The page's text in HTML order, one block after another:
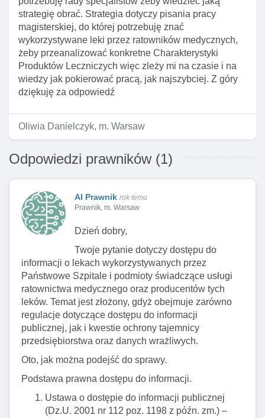
strategię obrać. Strategia dotyczy pisania pracy
magisterskiej, do której potrzebuję znać
wykorzystywane leki przez ratowników medycznych,
żeby przeanalizować konkretne Charakterystyki
Produktów Leczniczych więc zleży mi na czasie i na
wiedzy jak pokierować pracą, jak najszybciej. Z góry
dziękuję za odpowiedź
Oliwia Danielczyk, m. Warsaw
Odpowiedzi prawników (1)
AI Prawnik rok temu
Prawnik, m. Warsaw
Dzień dobry,
Twoje pytanie dotyczy dostępu do
informacji o lekach wykorzystywanych przez
Państwowe Szpitale i podmioty świadczące usługi
ratownictwa medycznego oraz producentów tych
leków. Temat jest złożony, gdyż obejmuje zarówno
regulacje dotyczące dostępu do informacji
publicznej, jak i kwestie ochrony tajemnicy
przedsiębiorstwa oraz danych wrażliwych.
Oto, jak można podejść do sprawy.
Podstawa prawna dostępu do informacji.
Ustawa o dostępie do informacji publicznej
(Dz.U. 2001 nr 112 poz. 1198 z późn. zm.) –